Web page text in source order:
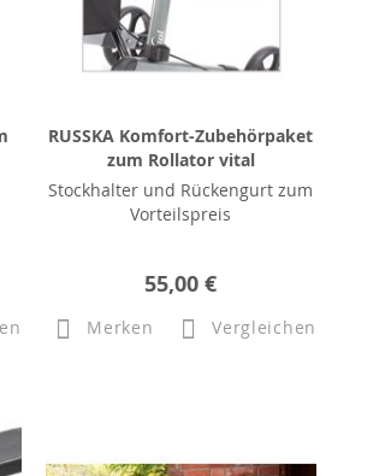
RUSSKA Komfort-Zubehörpaket
zum Rollator vital
Stockhalter und Rückengurt zum
Vorteilspreis
55,00 €
Merken Vergleichen